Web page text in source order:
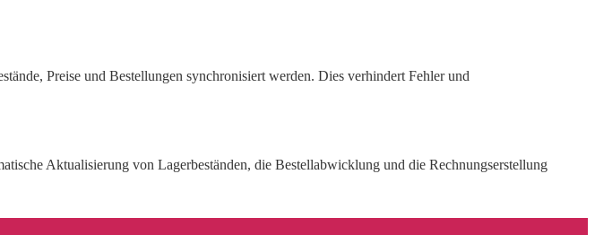
Preise und Bestellungen synchronisiert werden. Dies verhindert Fehler und
Aktualisierung von Lagerbeständen, die Bestellabwicklung und die Rechnungserstellung